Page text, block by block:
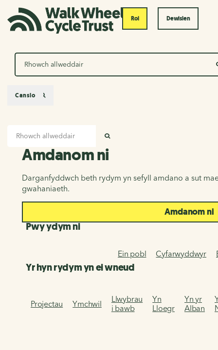
Roi Dewislen
Chwilio
Amdanom ni
Amdanom ni
Darganfyddwch beth rydym yn sefyll amdano a sut
gwahaniaeth.
Amdanom ni
Pwy ydym ni
Ein pobl Cyfarwyddwyr
Yr hyn rydym yn ei wneud
Projectau Ymchwil
Llwybrau
i bawb
Yn
Lloegr
Yn yr
Alban
Canslo